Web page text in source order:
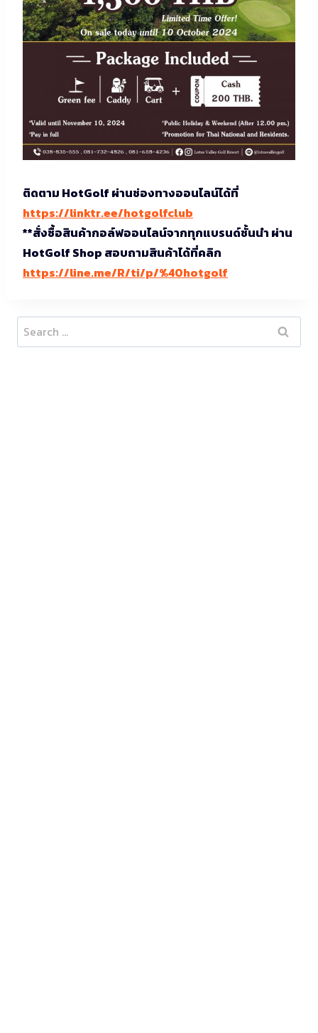
ติดตาม HotGolf ผ่านช่องทางออนไลน์ได้ที่
https://linktr.ee/hotgolfclub
**สั่งซื้อสินค้ากอล์ฟออนไลน์จากทุกแบรนด์ชั้นนำ ผ่าน
HotGolf Shop สอบถามสินค้าได้ที่คลิก
https://line.me/R/ti/p/%40hotgolf
Search
for: